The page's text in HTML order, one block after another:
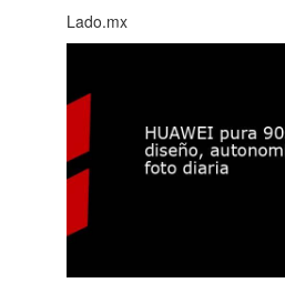
Lado.mx